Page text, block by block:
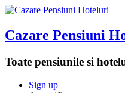
Mergi la conţinutul principal
Cazare Pensiuni
Toate pensiunile si
Sign up